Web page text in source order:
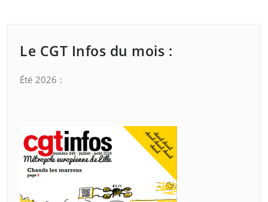
Le CGT Infos du mois :
Été 2026 :